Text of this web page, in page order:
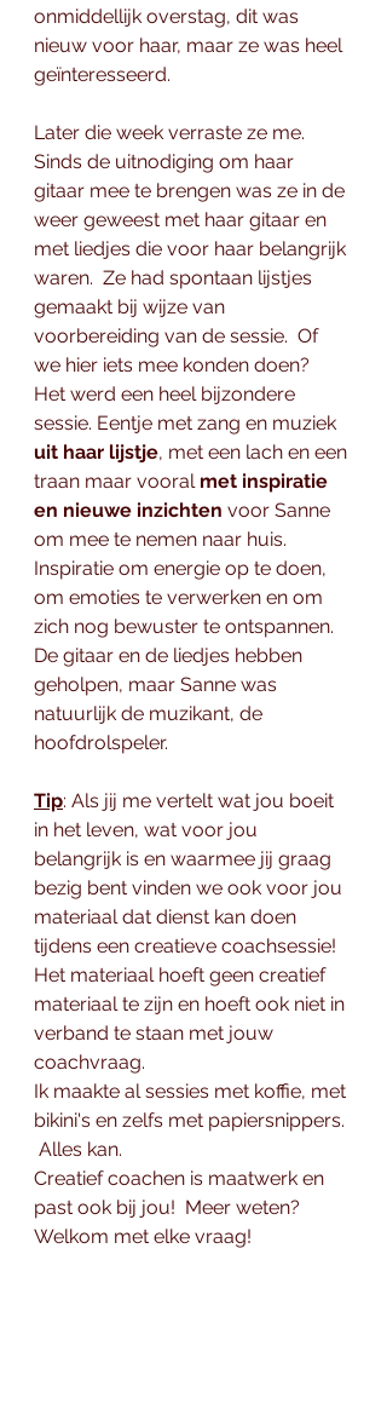
onmiddellijk overstag, dit was
nieuw voor haar, maar ze was heel
geïnteresseerd.
Later die week verraste ze me.
Sinds de uitnodiging om haar
gitaar mee te brengen was ze in de
weer geweest met haar gitaar en
met liedjes die voor haar belangrijk
waren.  Ze had spontaan lijstjes
gemaakt bij wijze van
voorbereiding van de sessie.  Of
we hier iets mee konden doen?
Het werd een heel bijzondere
sessie. Eentje met zang en muziek
uit haar lijstje, met een lach en een
traan maar vooral met inspiratie
en nieuwe inzichten voor Sanne
om mee te nemen naar huis.
Inspiratie om energie op te doen,
om emoties te verwerken en om
zich nog bewuster te ontspannen.
De gitaar en de liedjes hebben
geholpen, maar Sanne was
natuurlijk de muzikant, de
hoofdrolspeler.
Tip: Als jij me vertelt wat jou boeit
in het leven, wat voor jou
belangrijk is en waarmee jij graag
bezig bent vinden we ook voor jou
materiaal dat dienst kan doen
tijdens een creatieve coachsessie!
Het materiaal hoeft geen creatief
materiaal te zijn en hoeft ook niet in
verband te staan met jouw
coachvraag.
Ik maakte al sessies met koffie, met
bikini's en zelfs met papiersnippers.
Alles kan.
Creatief coachen is maatwerk en
past ook bij jou!  Meer weten?
Welkom met elke vraag!